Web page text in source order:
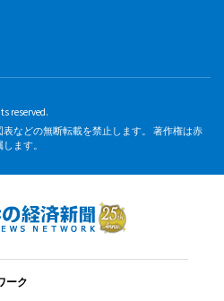
reserved.
などの無断転載を禁止します。 著作権は赤
ます。
ーク